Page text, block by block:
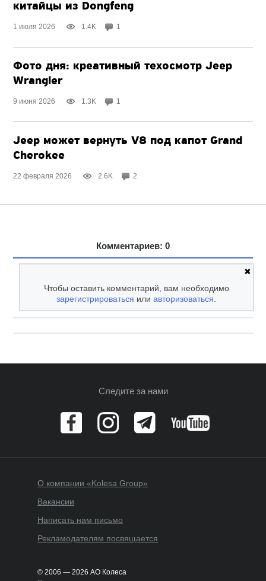
китайцы из Dongfeng
1 июля 2026 1.4K 1
Фото дня: креативный техосмотр Jeep
Wrangler
9 июня 2026 1.3K 1
Jeep может вернуть V8 под капот Grand
Cherokee
22 февраля 2026 2.6K 2
Комментариев: 0
✖
Чтобы оставить комментарий, вам необходимо
зарегистрироваться илиавторизоваться.
Следите за нами
О компании «Kolesa Group»
Вакансии
Написать нам письмо
Рекламодателям посвящается
© 2006 — 2026 АО Колеса